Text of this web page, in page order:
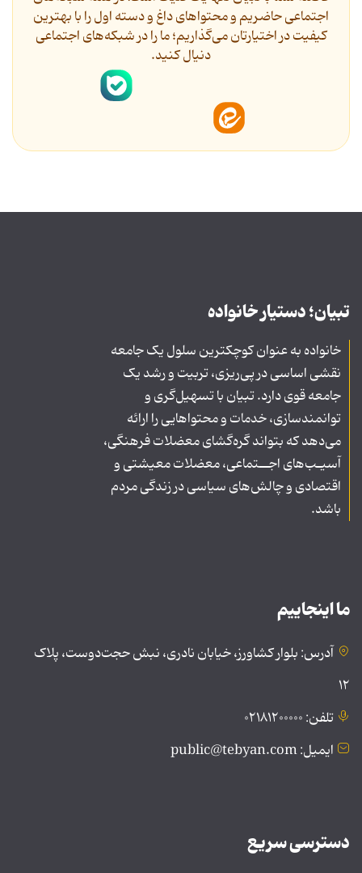
اجتماعی حاضریم و محتواهای داغ و دسته اول را با بهترین
کیفیت در اختیارتان می‌گذاریم؛ ما را در شبکه‌های اجتماعی
دنیال کنید.
تبیان؛ دستیار خانواده
خانواده به عنوان کوچکترین سلول یک جامعه
نقشی اساسی در پی‌ریزی، تربیت و رشد یک
جامعه قوی دارد. تبیان با تسهیل‌گری و
توانمندسازی، خدمات و محتواهایی را ارائه
می‌دهد که بتواند گره‌گشای معضلات فرهنگی،
آسیـب‌های اجــتماعی، معضلات معیشتی و
اقتصادی و چالش‌های سیاسی در زندگی مردم
باشد.
ما اینجاییم
آدرس: بلوار کشاورز، خیابان نادری، نبش حجت‌دوست، پلاک
۱۲
تلفن: ۰۲۱۸۱۲۰۰۰۰۰
ایمیل: public@tebyan.com
دسترسی سریع